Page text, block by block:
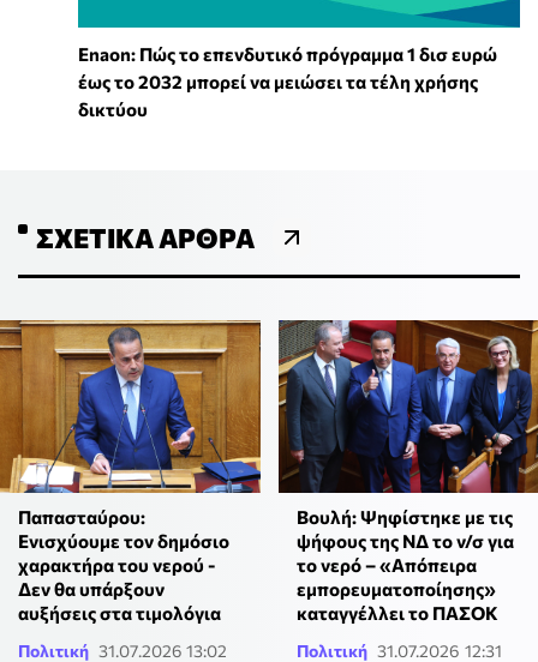
Enaon: Πώς το επενδυτικό πρόγραμμα 1 δισ ευρώ
έως το 2032 μπορεί να μειώσει τα τέλη χρήσης
δικτύου
ΣΧΕΤΙΚΆ ΆΡΘΡΑ
Παπασταύρου:
Ενισχύουμε τον δημόσιο
χαρακτήρα του νερού -
Δεν θα υπάρξουν
αυξήσεις στα τιμολόγια
Πολιτική 31.07.2026 13:02
Βουλή: Ψηφίστηκε με τις
ψήφους της ΝΔ το ν/σ για
το νερό – «Απόπειρα
εμπορευματοποίησης»
καταγγέλλει το ΠΑΣΟΚ
Πολιτική 31.07.2026 12:31